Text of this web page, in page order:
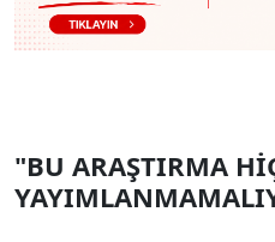
"BU ARAŞTIRMA